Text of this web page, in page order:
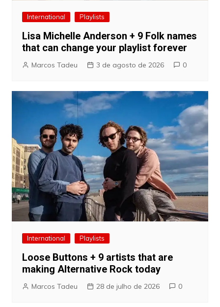
International Playlists
Lisa Michelle Anderson + 9 Folk names
that can change your playlist forever
Marcos Tadeu 3 de agosto de 2026 0
International Playlists
Loose Buttons + 9 artists that are
making Alternative Rock today
Marcos Tadeu 28 de julho de 2026 0